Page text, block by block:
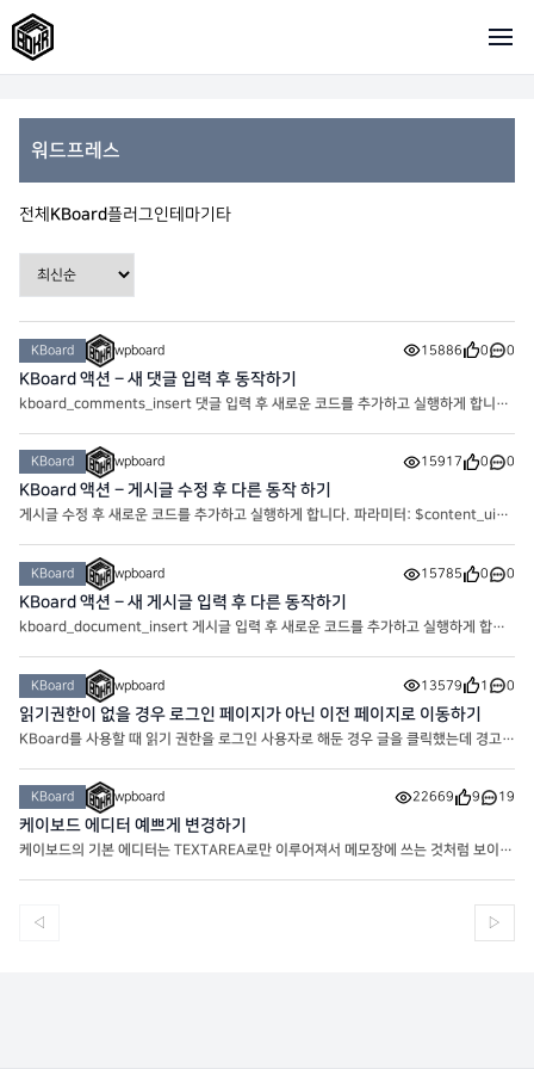
워드프레스
전체 KBoard플러그인 테마기타
KBoard wpboard 15886 0 0
KBoard 액션 – 새 댓글 입력 후 동작하기
kboard_comments_insert 댓글 입력 후 새로운 코드를 추가하고 실행하게 합니다.
ments_insert’, ‘my_kboard_comments_insert’, 10, 3); function my_kboard
_comments_insert($comment_uid, $content_uid, $board){
KBoard wpboard 15917 0 0
KBoard 액션 – 게시글 수정 후 다른 동작 하기
게시글 수정 후 새로운 코드를 추가하고 실행하게 합니다. 파라미터: $content_uid,
y_kboard_document_update’, 10, 4); function my_kboard_document_upd
KBoard wpboard 15785 0 0
KBoard 액션 – 새 게시글 입력 후 다른 동작하기
kboard_document_insert 게시글 입력 후 새로운 코드를 추가하고 실행하게 합니
(‘kboard_document_insert’, ‘my_kboard_document_insert’, 10, 4); functio
n my_kboard_document_insert($content_uid, $board_id
KBoard wpboard 13579 1 0
읽기권한이 없을 경우 로그인 페이지가 아닌 이전 페이지로 이동하기
KBoard를 사용할 때 읽기 권한을 로그인 사용자로 해둔 경우 글을 클릭했는데 경고창
사용되는 방법입니다. 테마 functions 파일이나 코드 스
KBoard wpboard 22669 9 19
케이보드 에디터 예쁘게 변경하기
케이보드의 기본 에디터는 TEXTAREA로만 이루어져서 메모장에 쓰는 것처럼 보이기
◁ ▷